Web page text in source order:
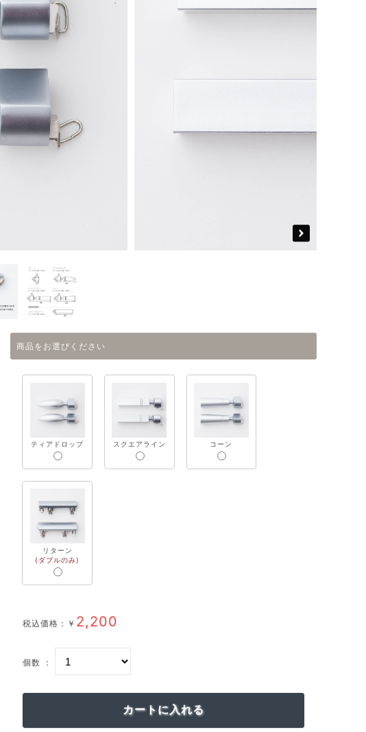
商品をお選びください
ティアドロップ スクエアライン コーン
リターン
(ダブルのみ)
税込価格：￥ 2,200
個数 ：